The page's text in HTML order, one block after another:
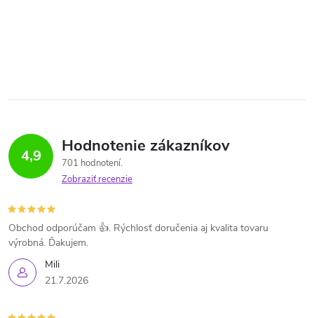
4,9 Hodnotenie zákazníkov
701 hodnotení
Zobraziť recenzie
Mili
21.7.2026
Obchod odporúčam 👍. Rýchlosť doručenia aj kvalita tovaru
výrobná. Ďakujem.